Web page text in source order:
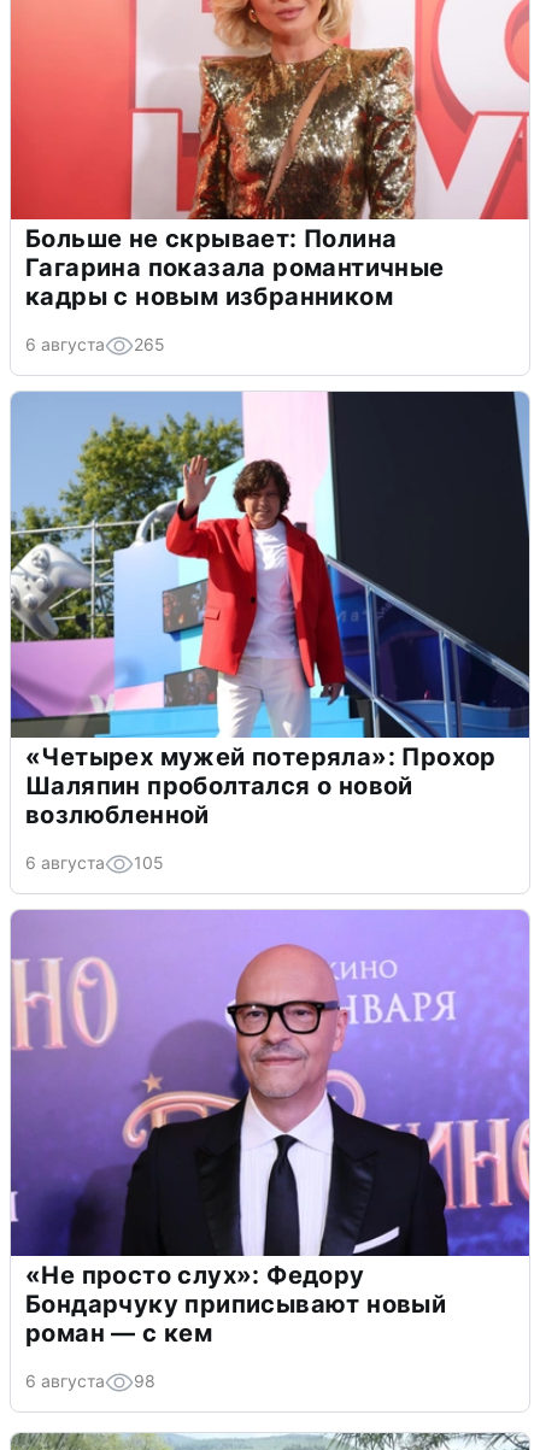
Больше не скрывает: Полина
Гагарина показала романтичные
кадры с новым избранником
6 августа 265
«Четырех мужей потеряла»: Прохор
Шаляпин проболтался о новой
возлюбленной
6 августа 105
«Не просто слух»: Федору
Бондарчуку приписывают новый
роман — с кем
6 августа 98